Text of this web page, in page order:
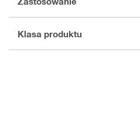
Klasa produktu